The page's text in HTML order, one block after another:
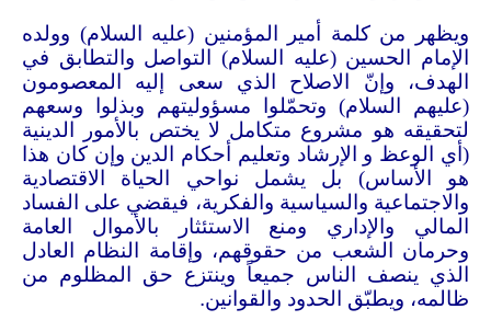
ويظهر من كلمة أمير المؤمنين (عليه السلام) وولده
الإمام الحسين (عليه السلام) التواصل والتطابق في
الهدف، وإنّ الاصلاح الذي سعى إليه المعصومون
(عليهم السلام) وتحمّلوا مسؤوليتهم وبذلوا وسعهم
لتحقيقه هو مشروع متكامل لا يختص بالأمور الدينية
(أي الوعظ و الإرشاد وتعليم أحكام الدين وإن كان هذا
هو الأساس) بل يشمل نواحي الحياة الاقتصادية
والاجتماعية والسياسية والفكرية، فيقضي على الفساد
المالي والإداري ومنع الاستئثار بالأموال العامة
وحرمان الشعب من حقوقهم، وإقامة النظام العادل
الذي ينصف الناس جميعاً وينتزع حق المظلوم من
ظالمه، ويطبّق الحدود والقوانين.